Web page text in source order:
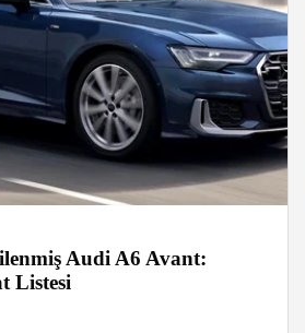
Audi A6 Avant:
Listesi